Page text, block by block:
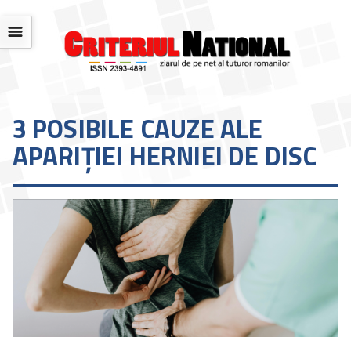
☰
3 POSIBILE CAUZE ALE
APARIȚIEI HERNIEI DE DISC